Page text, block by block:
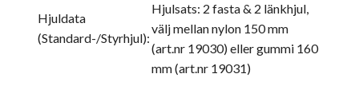
Hjuldata
(Standard-/Styrhjul):
Hjulsats: 2 fasta & 2 länkhjul,
välj mellan nylon 150 mm
(art.nr 19030) eller gummi 160
mm (art.nr 19031)